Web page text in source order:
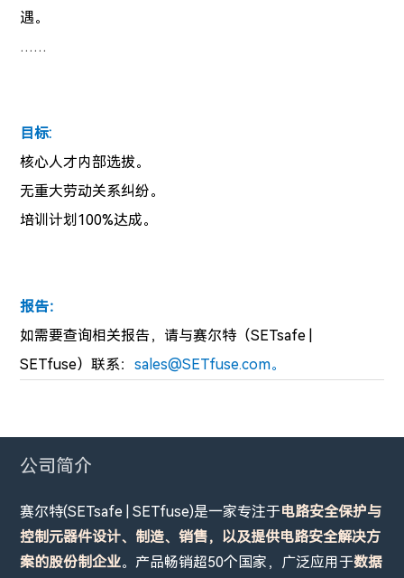
遇。
……
目标:
核心人才内部选拔。
无重大劳动关系纠纷。
培训计划100%达成。
报告：
如需要查询相关报告， 请与赛尔特（SETsafe |
SETfuse）联系：sales@SETfuse.com。
公司简介
赛尔特(SETsafe | SETfuse)是一家专注于电路安全保护与
控制元器件设计、制造、销售，以及提供电路安全解决方
案的股份制企业。产品畅销超50个国家，广泛应用于数据